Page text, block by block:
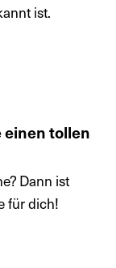
ist.
mit Ihrem
einen tollen
Dann ist
für dich!
und gewinne